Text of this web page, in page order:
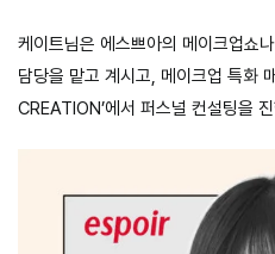
케이트님은 에스쁘아의 메이크업쇼
담당을 맡고 계시고, 메이크업 특화
CREATION’에서 퍼스널 컨설팅을